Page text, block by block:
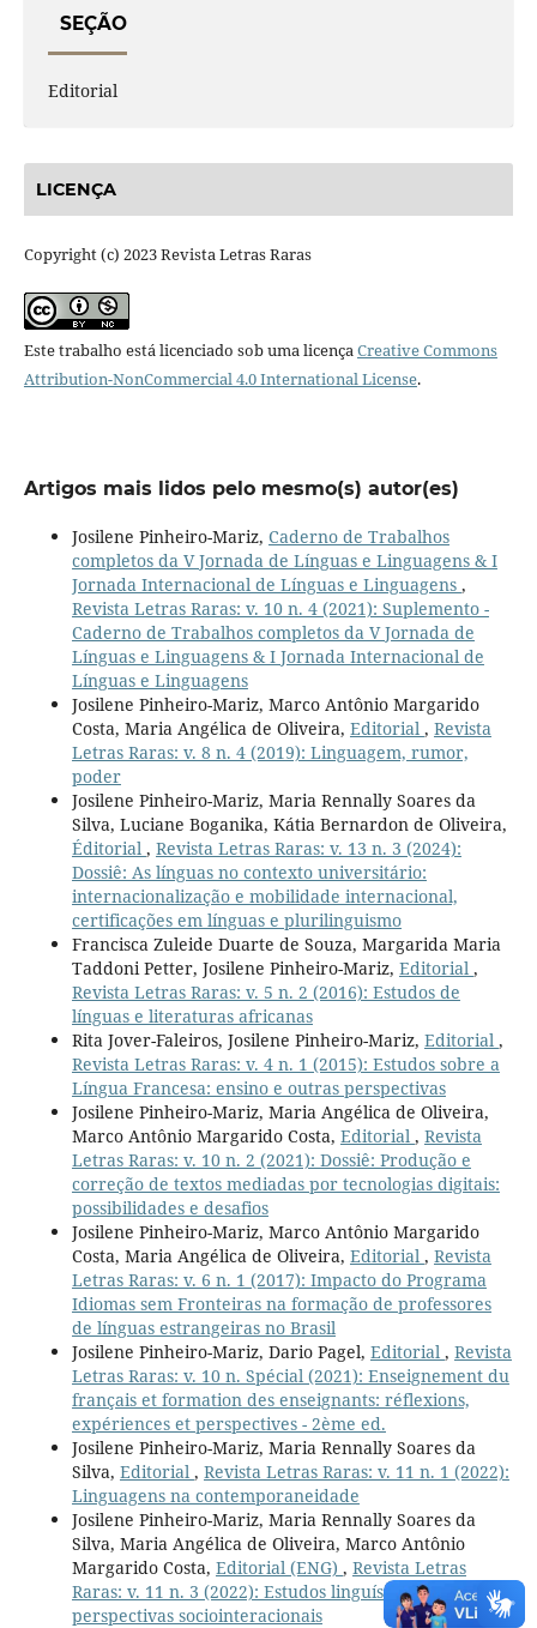
SEÇÃO
Editorial
LICENÇA
Copyright (c) 2023 Revista Letras Raras
Este trabalho está licenciado sob uma licençaCreative Commons
Attribution-NonCommercial 4.0 International License.
Artigos mais lidos pelo mesmo(s) autor(es)
Josilene Pinheiro-Mariz, Caderno de Trabalhos
completos da V Jornada de Línguas e Linguagens & I
Jornada Internacional de Línguas e Linguagens ,
Revista Letras Raras: v. 10 n. 4 (2021): Suplemento -
Caderno de Trabalhos completos da V Jornada de
Línguas e Linguagens & I Jornada Internacional de
Línguas e Linguagens
Josilene Pinheiro-Mariz, Marco Antônio Margarido
Costa, Maria Angélica de Oliveira, Editorial , Revista
Letras Raras: v. 8 n. 4 (2019): Linguagem, rumor,
poder
Josilene Pinheiro-Mariz, Maria Rennally Soares da
Silva, Luciane Boganika, Kátia Bernardon de Oliveira,
Éditorial , Revista Letras Raras: v. 13 n. 3 (2024):
Dossiê: As línguas no contexto universitário:
internacionalização e mobilidade internacional,
certificações em línguas e plurilinguismo
Francisca Zuleide Duarte de Souza, Margarida Maria
Taddoni Petter, Josilene Pinheiro-Mariz, Editorial ,
Revista Letras Raras: v. 5 n. 2 (2016): Estudos de
línguas e literaturas africanas
Rita Jover-Faleiros, Josilene Pinheiro-Mariz, Editorial ,
Revista Letras Raras: v. 4 n. 1 (2015): Estudos sobre a
Língua Francesa: ensino e outras perspectivas
Josilene Pinheiro-Mariz, Maria Angélica de Oliveira,
Marco Antônio Margarido Costa, Editorial , Revista
Letras Raras: v. 10 n. 2 (2021): Dossiê: Produção e
correção de textos mediadas por tecnologias digitais:
possibilidades e desafios
Josilene Pinheiro-Mariz, Marco Antônio Margarido
Costa, Maria Angélica de Oliveira, Editorial , Revista
Letras Raras: v. 6 n. 1 (2017): Impacto do Programa
Idiomas sem Fronteiras na formação de professores
de línguas estrangeiras no Brasil
Josilene Pinheiro-Mariz, Dario Pagel, Editorial , Revista
Letras Raras: v. 10 n. Spécial (2021): Enseignement du
français et formation des enseignants: réflexions,
expériences et perspectives - 2ème ed.
Josilene Pinheiro-Mariz, Maria Rennally Soares da
Silva, Editorial , Revista Letras Raras: v. 11 n. 1 (2022):
Linguagens na contemporaneidade
Josilene Pinheiro-Mariz, Maria Rennally Soares da
Silva, Maria Angélica de Oliveira, Marco Antônio
Margarido Costa, Editorial (ENG) , Revista Letras
Raras: v. 11 n. 3 (2022): Estudos linguísticos a partir de
perspectivas sociointeracionais